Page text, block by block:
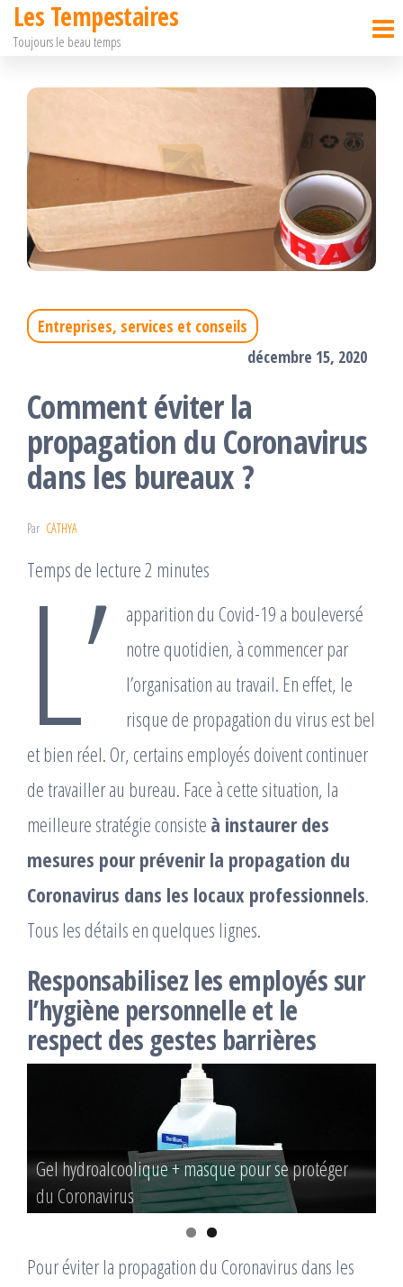
Passer
contenu
Les Tempestaires
Toujours le beau temps
Entreprises, services et conseils
décembre 15, 2020
Comment éviter la
propagation du Coronavirus
dans les bureaux ?
Par CATHYA
Temps de lecture 2 minutes
L’
apparition du Covid-19 a bouleversé
notre quotidien, à commencer par
l’organisation au travail. En effet, le
risque de propagation du virus est bel
et bien réel. Or, certains employés doivent continuer
de travailler au bureau. Face à cette situation, la
meilleure stratégie consiste à instaurer des
mesures pour prévenir la propagation du
Coronavirus dans les locaux professionnels.
Tous les détails en quelques lignes.
Responsabilisez les employés sur
l’hygiène personnelle et le
respect des gestes barrières
La distanciation sociale, une mesure sanitaire
efficace
Gel hydroalcoolique + masque pour se protéger
du Coronavirus
Pour éviter la propagation du Coronavirus dans les